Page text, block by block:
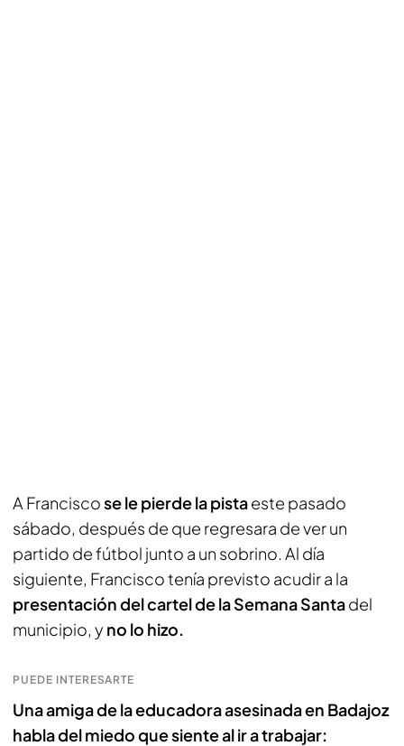
A Franciscose le pierde la pistaeste pasado
sábado, después de que regresara de ver un
partido de fútbol junto a un sobrino. Al día
siguiente, Francisco tenía previsto acudir a la
presentación del cartel de la Semana Santadel
municipio, y no lo hizo.
PUEDE INTERESARTE
Una amiga de la educadora asesinada en Badajoz
habla del miedo que siente al ir a trabajar: